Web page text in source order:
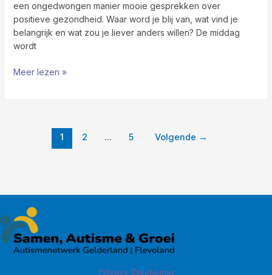
een ongedwongen manier mooie gesprekken over
positieve gezondheid. Waar word je blij van, wat vind je
belangrijk en wat zou je liever anders willen? De middag
wordt
Meer lezen »
1 2 … 5 Volgende →
Privacy Disclaimer